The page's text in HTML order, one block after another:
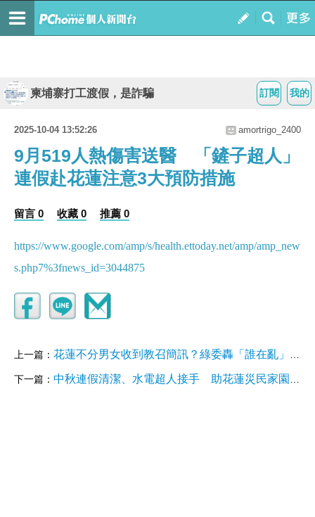
我的
訂閱
柬埔寨打工渡假，是詐騙
2025-10-04 13:52:26 amortrigo_2400
9月519人熱傷害送醫 「鏟子超人」
連假赴花蓮注意3大預防措施
留言 0 收藏 0 推薦 0
https://www.google.com/amp/s/health.ettoday.net/amp/amp_new
s.php7%3fnews_id=3044875
上一篇： 花蓮不分男女收到教召簡訊？綠委轟「誰在亂」：傅氏夫妻治理地方亂成一團
下一篇： 中秋連假清潔、水電超人接手 助花蓮災民家園更明亮